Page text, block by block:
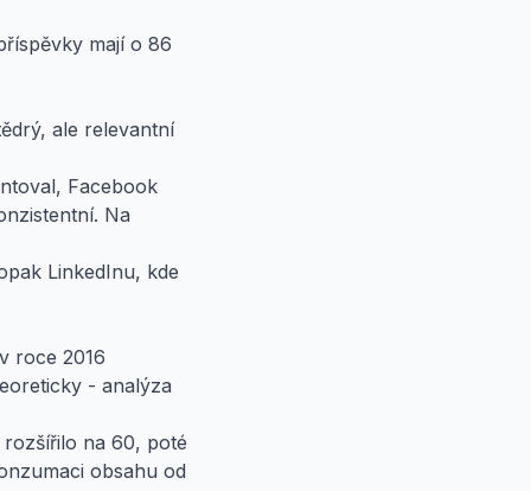
mají o 86
ale relevantní
Facebook
Na
LinkedInu, kde
roce 2016
- analýza
na 60, poté
obsahu od